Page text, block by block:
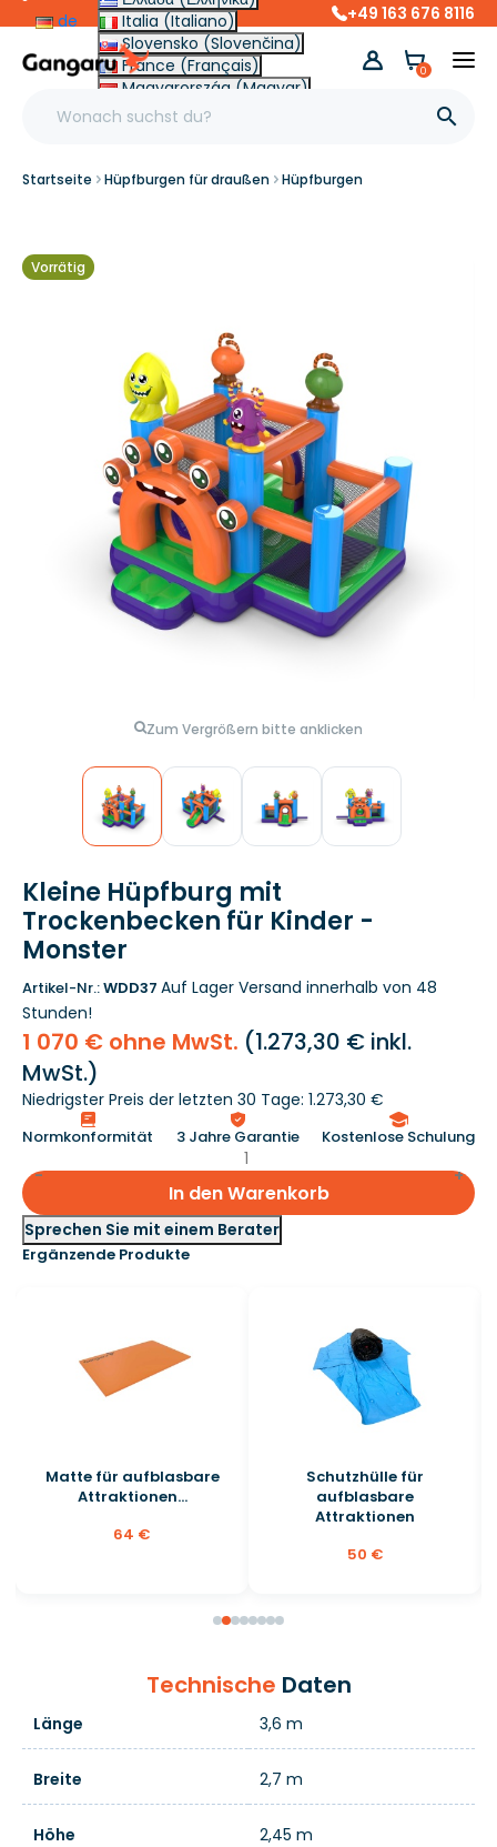
de
Italia (Italiano)
Slovensko (Slovenčina)
France (Français)
Magyarország (Magyar)
Other (English €)
+49 163 676 8116

0
Startseite Hüpfburgen für draußen Hüpfburgen
Vorrätig
Zum Vergrößern bitte anklicken
Kleine Hüpfburg mit
Trockenbecken für Kinder -
Monster
Artikel-Nr.:WDD37 Auf Lager Versand innerhalb von 48
Stunden!
1 070 € ohne MwSt. (1.273,30 € inkl.
MwSt.)
Niedrigster Preis der letzten 30 Tage: 1.273,30 €
Normkonformität 3 Jahre Garantie Kostenlose Schulung
In den Warenkorb
Sprechen Sie mit einem Berater
Ergänzende Produkte
Matte für aufblasbare
Attraktionen...
64 €
Schutzhülle für
aufblasbare
Attraktionen
50 €
Technische Daten
Länge 3,6 m
Breite 2,7 m
Höhe 2,45 m